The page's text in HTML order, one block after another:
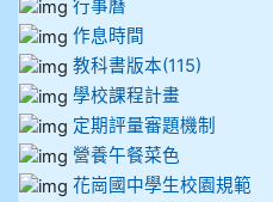
行事曆
作息時間
教科書版本(115)
學校課程計畫
定期評量審題機制
營養午餐菜色
花崗國中學生校園規範